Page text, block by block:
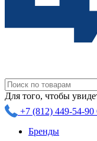
Для того, чтобы
+7 (812) 449-54-90
Бренды